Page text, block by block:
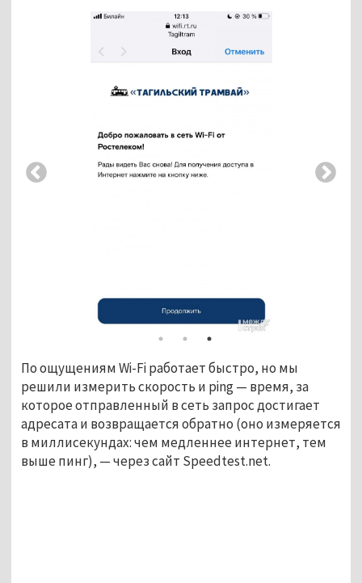
По ощущениям Wi-Fi работает быстро, но мы
решили измерить скорость и ping — время, за
которое отправленный в сеть запрос достигает
адресата и возвращается обратно (оно измеряется
в миллисекундах: чем медленнее интернет, тем
выше пинг), — через сайт Speedtest.net.